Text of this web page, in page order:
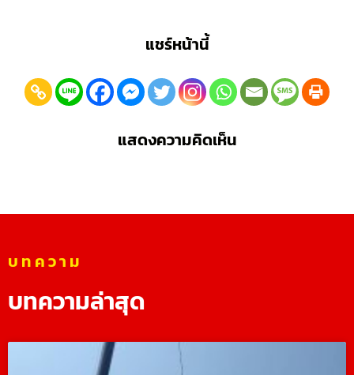
แชร์หน้านี้
แสดงความคิดเห็น
บทความ
บทความล่าสุด